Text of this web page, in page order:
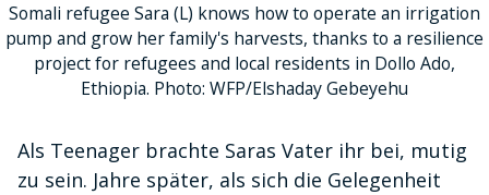
Somali refugee Sara (L) knows how to operate an irrigation
pump and grow her family's harvests, thanks to a resilience
project for refugees and local residents in Dollo Ado,
Ethiopia. Photo: WFP/Elshaday Gebeyehu
Als Teenager brachte Saras Vater ihr bei, mutig
zu sein. Jahre später, als sich die Gelegenheit